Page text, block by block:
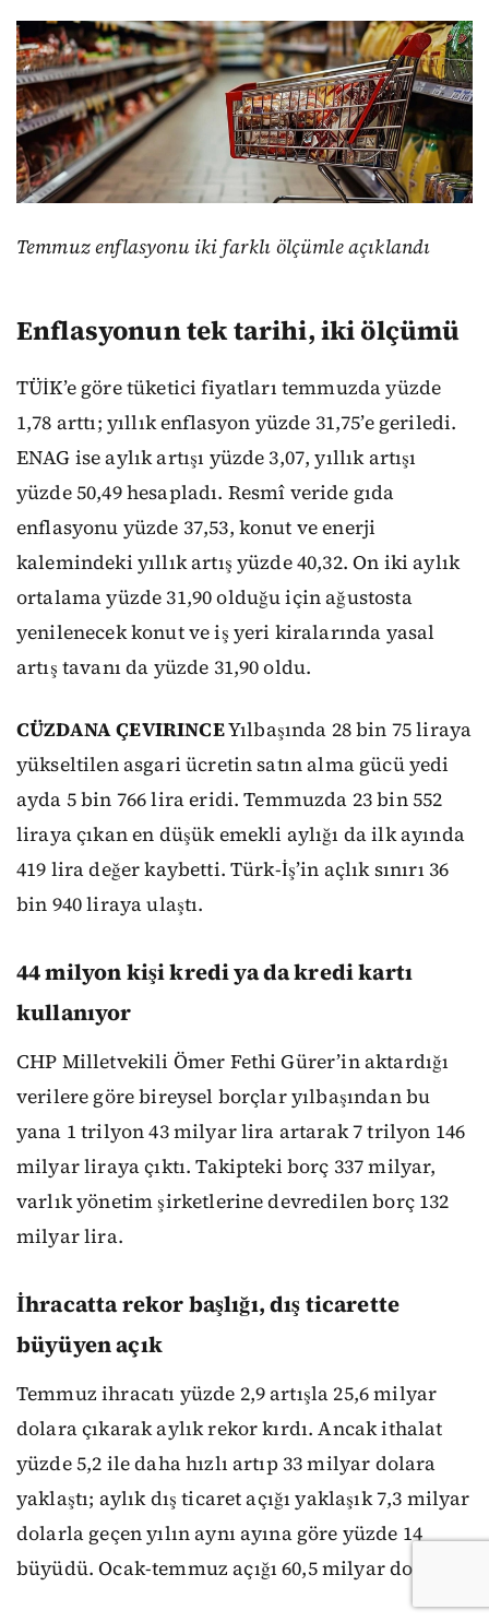
Temmuz enflasyonu iki farklı ölçümle açıklandı
Enflasyonun tek tarihi, iki ölçümü
TÜİK’e göre tüketici fiyatları temmuzda yüzde
1,78 arttı; yıllık enflasyon yüzde 31,75’e geriledi.
ENAG ise aylık artışı yüzde 3,07, yıllık artışı
yüzde 50,49 hesapladı. Resmî veride gıda
enflasyonu yüzde 37,53, konut ve enerji
kalemindeki yıllık artış yüzde 40,32. On iki aylık
ortalama yüzde 31,90 olduğu için ağustosta
yenilenecek konut ve iş yeri kiralarında yasal
artış tavanı da yüzde 31,90 oldu.
CÜZDANA ÇEVIRINCEYılbaşında 28 bin 75 liraya
yükseltilen asgari ücretin satın alma gücü yedi
ayda 5 bin 766 lira eridi. Temmuzda 23 bin 552
liraya çıkan en düşük emekli aylığı da ilk ayında
419 lira değer kaybetti. Türk-İş’in açlık sınırı 36
bin 940 liraya ulaştı.
44 milyon kişi kredi ya da kredi kartı
kullanıyor
CHP Milletvekili Ömer Fethi Gürer’in aktardığı
verilere göre bireysel borçlar yılbaşından bu
yana 1 trilyon 43 milyar lira artarak 7 trilyon 146
milyar liraya çıktı. Takipteki borç 337 milyar,
varlık yönetim şirketlerine devredilen borç 132
milyar lira.
İhracatta rekor başlığı, dış ticarette
büyüyen açık
Temmuz ihracatı yüzde 2,9 artışla 25,6 milyar
dolara çıkarak aylık rekor kırdı. Ancak ithalat
yüzde 5,2 ile daha hızlı artıp 33 milyar dolara
yaklaştı; aylık dış ticaret açığı yaklaşık 7,3 milyar
dolarla geçen yılın aynı ayına göre yüzde 14
büyüdü. Ocak-temmuz açığı 60,5 milyar dolar.